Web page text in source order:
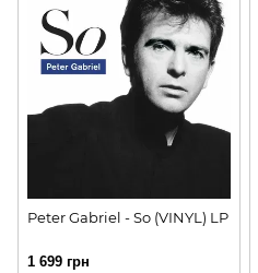
Peter Gabriel - So (VINYL) LP
1 699 грн